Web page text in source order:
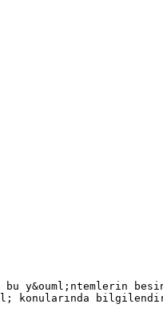
y&ouml;ntemlerin
konularında